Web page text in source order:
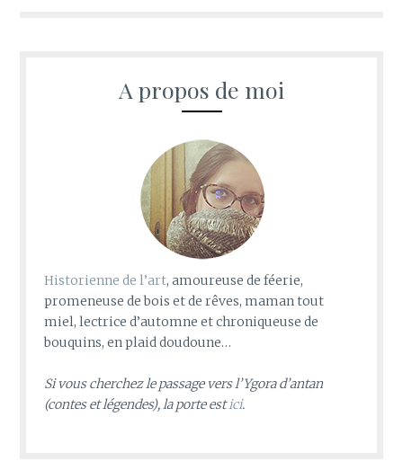
A propos de moi
Historienne de l’art, amoureuse de féerie,
promeneuse de bois et de rêves, maman tout
miel, lectrice d’automne et chroniqueuse de
bouquins, en plaid doudoune…
Si vous cherchez le passage vers l’Ygora d’antan
(contes et légendes), la porte estici.